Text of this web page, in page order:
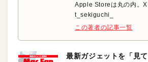
Apple Storeは丸の内。
t_sekiguchi_
この著者の記事一覧
最新ガジェットを「見